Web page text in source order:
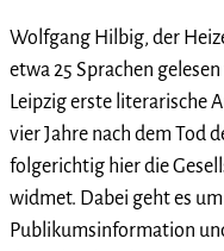
Wolfgang Hilbig, der
etwa 25 Sprachen
Leipzig erste literarische
vier Jahre nach dem Tod
folgerichtig hier die
widmet. Dabei geht es
Publikumsinformation